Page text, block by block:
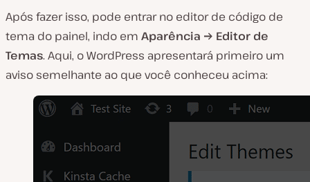
Após fazer isso, pode entrar no editor de código de
tema do painel, indo em Aparência → Editor de
Temas. Aqui, o WordPress apresentará primeiro um
aviso semelhante ao que você conheceu acima: